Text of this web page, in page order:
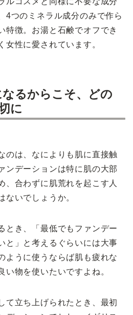
4つのミネラル成分のみで作ら
特徴。お湯と石鹸でオフでき
女性に愛されています。
るからこそ、どの
に
のは、なによりも肌に直接触
ンデーションは特に肌の大部
、合わずに肌荒れを起こす人
ないでしょうか。
とき、「最低でもファンデー
と」と考えるぐらいには大事
ように使うならば肌も疲れな
い物を使いたいですよね。
て立ち上げられたとき、最初